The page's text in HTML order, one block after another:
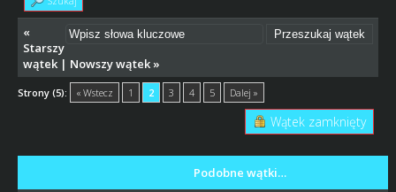
«
Starszy
wątek| Nowszy wątek»
Strony (5): « Wstecz 1 2 3 4 5 Dalej »
Wątek zamknięty
Podobne wątki…